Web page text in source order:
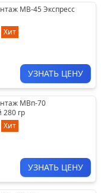
МВ-45 Экспресс
Хит
УЗНАТЬ ЦЕНУ
МВп-70
гр
Хит
УЗНАТЬ ЦЕНУ